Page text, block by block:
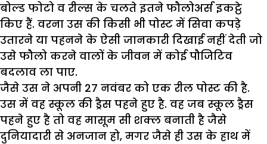
बोल्ड फोटो व रील्स के चलते इतने फौलोअर्स इकट्ठे
किए हैं. वरना उस की किसी भी पोस्ट में सिवा कपड़े
उतारने या पहनने के ऐसी जानकारी दिखाई नहीं देती जो
उसे फौलो करने वालों के जीवन में कोई पौजिटिव
बदलाव ला पाए.
जैसे उस ने अपनी 27 नवंबर को एक रील पोस्ट की है.
उस में वह स्कूल की ड्रैस पहने हुए है. वह जब स्कूल ड्रैस
पहने हुए है तो वह मासूम सी शक्ल बनाती है जैसे
दुनियादारी से अनजान हो, मगर जैसे ही उस के हाथ में